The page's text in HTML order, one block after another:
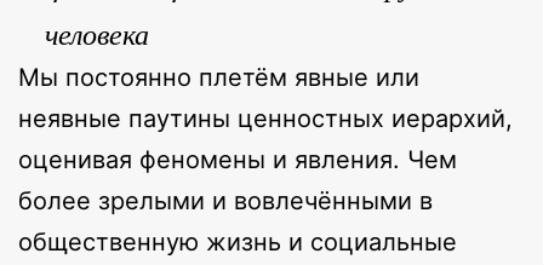
человека
Мы постоянно плетём явные или
неявные паутины ценностных иерархий,
оценивая феномены и явления. Чем
более зрелыми и вовлечёнными в
общественную жизнь и социальные